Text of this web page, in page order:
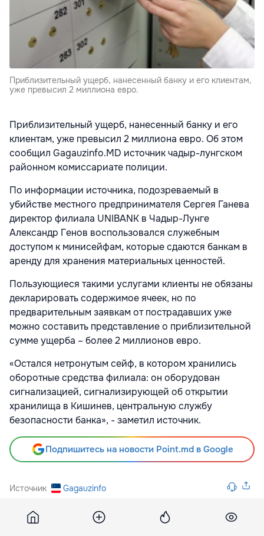
Приблизительный ущерб, нанесенный банку и его клиентам,
уже превысил 2 миллиона евро.
Приблизительный ущерб, нанесенный банку и его
клиентам, уже превысил 2 миллиона евро. Об этом
сообщил Gagauzinfo.MD источник чадыр-лунгском
районном комиссариате полиции.
По информации источника, подозреваемый в
убийстве местного предпринимателя Сергея Ганева
директор филиала UNIBANK в Чадыр-Лунге
Александр Генов воспользовался служебным
доступом к минисейфам, которые сдаются банкам в
аренду для хранения материальных ценностей.
Пользующиеся такими услугами клиенты не обязаны
декларировать содержимое ячеек, но по
предварительным заявкам от пострадавших уже
можно составить представление о приблизительной
сумме ущерба – более 2 миллионов евро.
«Остался нетронутым сейф, в котором хранились
оборотные средства филиала: он оборудован
сигнализацией, сигнализирующей об открытии
хранилища в Кишинев, центральную службу
безопасности банка», - заметил источник.
Подпишитесь на новости Point.md в Google
Источник Gagauzinfo